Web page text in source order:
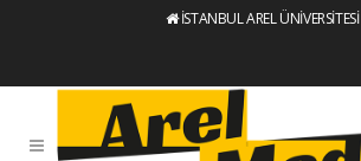
İSTANBUL AREL ÜNİVERSİTESİ